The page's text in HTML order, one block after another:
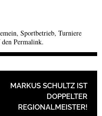
, Sportbetrieb, Turniere
Permalink.
MARKUS SCHULTZ IST
DOPPELTER
REGIONALMEISTER!